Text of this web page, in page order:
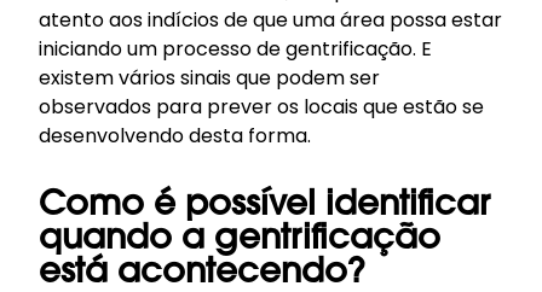
atento aos indícios de que uma área possa estar
iniciando um processo de gentrificação. E
existem vários sinais que podem ser
observados para prever os locais que estão se
desenvolvendo desta forma.
Como é possível identificar
quando a gentrificação
está acontecendo?